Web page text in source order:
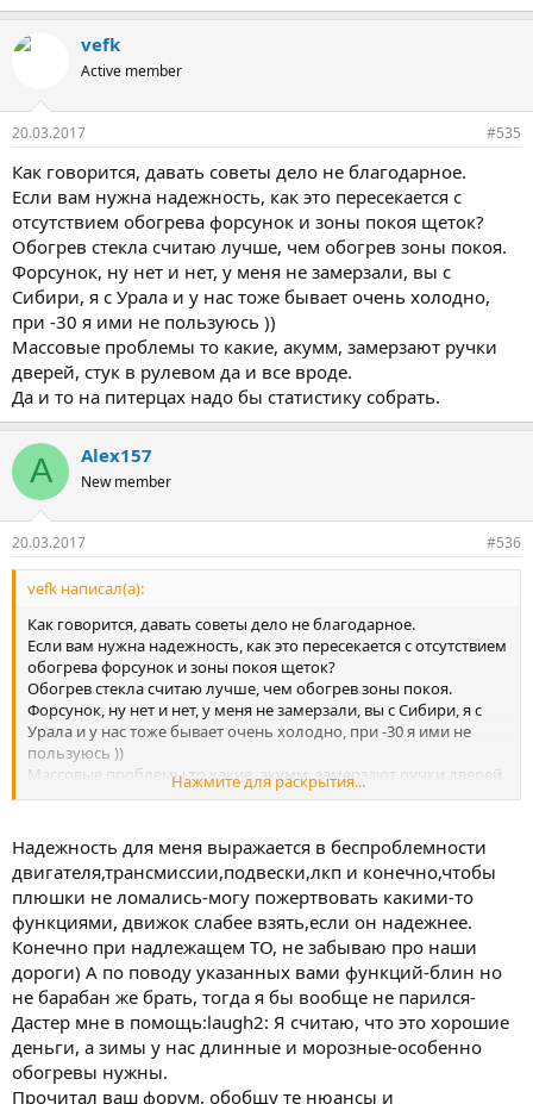
vefk
Active member
20.03.2017 #535
Как говорится, давать советы дело не благодарное.
Если вам нужна надежность, как это пересекается с
отсутствием обогрева форсунок и зоны покоя щеток?
Обогрев стекла считаю лучше, чем обогрев зоны покоя.
Форсунок, ну нет и нет, у меня не замерзали, вы с
Сибири, я с Урала и у нас тоже бывает очень холодно,
при -30 я ими не пользуюсь ))
Массовые проблемы то какие, акумм, замерзают ручки
дверей, стук в рулевом да и все вроде.
Да и то на питерцах надо бы статистику собрать.
A Alex157
New member
20.03.2017 #536
vefk написал(а):
Как говорится, давать советы дело не благодарное.
Если вам нужна надежность, как это пересекается с отсутствием
обогрева форсунок и зоны покоя щеток?
Обогрев стекла считаю лучше, чем обогрев зоны покоя.
Форсунок, ну нет и нет, у меня не замерзали, вы с Сибири, я с
Урала и у нас тоже бывает очень холодно, при -30 я ими не
пользуюсь ))
Массовые проблемы то какие, акумм, замерзают ручки дверей,
стук в рулевом да и все вроде.
Нажмите для раскрытия...
Надежность для меня выражается в беспроблемности
двигателя,трансмиссии,подвески,лкп и конечно,чтобы
плюшки не ломались-могу пожертвовать какими-то
функциями, движок слабее взять,если он надежнее.
Конечно при надлежащем ТО, не забываю про наши
дороги) А по поводу указанных вами функций-блин но
не барабан же брать, тогда я бы вообще не парился-
Дастер мне в помощь:laugh2: Я считаю, что это хорошие
деньги, а зимы у нас длинные и морозные-особенно
обогревы нужны.
Прочитал ваш форум, обобщу те нюансы и